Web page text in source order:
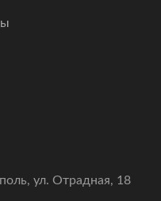
ул. Отрадная, 18